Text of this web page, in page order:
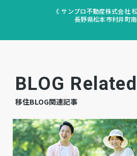
宅地
上水道 公共
ガス 個別
《 サンプロ不動産株式会社
長野県松本市村井町
BLOG
移住BLOG関連記事